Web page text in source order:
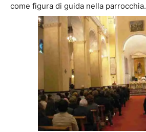
come figura di guida nella parrocchia.